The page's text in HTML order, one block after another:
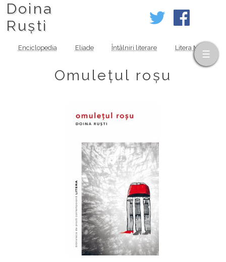
Doina
Ruști
Enciclopedia Eliade Întâlniri literare Litera MOV
Omulețul roșu